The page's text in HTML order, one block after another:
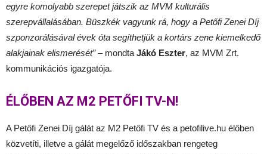
egyre komolyabb szerepet játszik az MVM kulturális
szerepvállalásában. Büszkék vagyunk rá, hogy a Petőfi Zenei Díj
szponzorálásával évek óta segíthetjük a kortárs zene kiemelkedő
alakjainak elismerését”– mondta Jákó Eszter, az MVM Zrt.
kommunikációs igazgatója.
ÉLŐBEN AZ M2 PETŐFI TV-N!
A Petőfi Zenei Díj gálát az M2 Petőfi TV és a petofilive.hu élőben
közvetíti, illetve a gálát megelőző időszakban rengeteg